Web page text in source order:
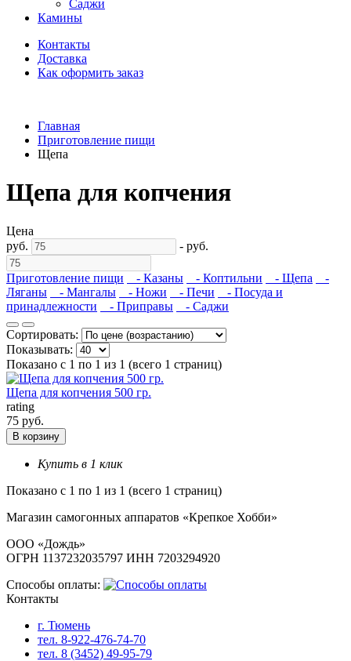
Саджи
Камины
Контакты
Доставка
Как оформить заказ
Главная
Приготовление пищи
Щепа
Щепа для копчения
Цена
руб.
- руб.
Приготовление пищи - Казаны - Коптильни - Щепа
-
Ляганы
- Мангалы - Ножи - Печи
- Посуда и
принадлежности
- Приправы - Саджи
Сортировать:
Показывать:
Показано с 1 по 1 из 1 (всего 1 страниц)
Щепа для копчения 500 гр.
rating
75 руб.
В корзину
Купить в 1 клик
Показано с 1 по 1 из 1 (всего 1 страниц)
Магазин самогонных аппаратов «Крепкое Хобби»
ООО «Дождь»
ОГРН 1137232035797 ИНН 7203294920
Способы оплаты:
Контакты
г. Тюмень
тел. 8-922-476-74-70
тел. 8 (3452) 49-95-79